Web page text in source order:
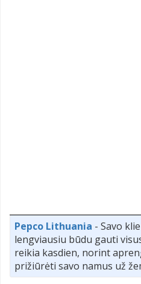
Pepco Lithuania - Savo
lengviausiu būdu gauti
reikia kasdien, norint
prižiūrėti savo namus už